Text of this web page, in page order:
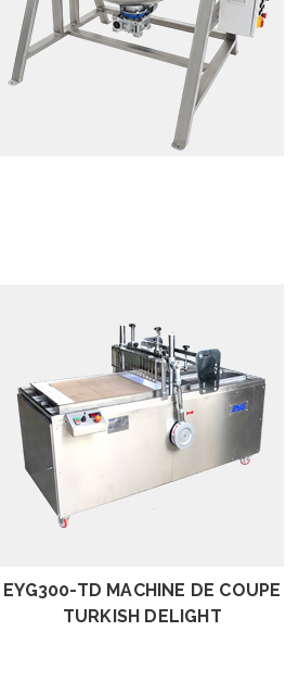
EYG300-TD MACHINE DE COUPE
TURKISH DELIGHT